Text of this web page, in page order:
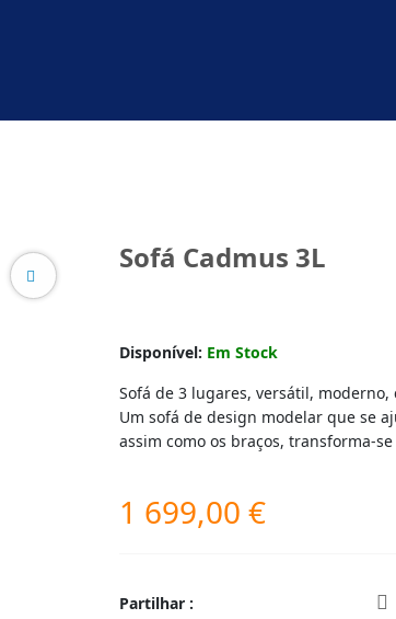
Sofá Cadmus 3L
Disponível: Em Stock
Sofá de 3 lugares, versátil,
Um sofá de design modelar que se
assim como os braços, transforma-
1 699,00 €
Partilhar :